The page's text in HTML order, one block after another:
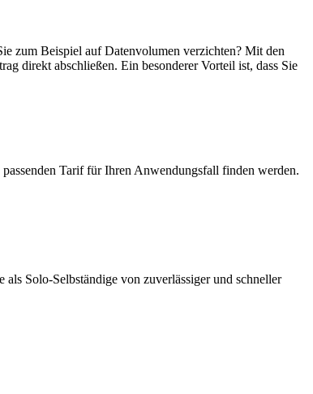
zum Beispiel auf Datenvolumen verzichten? Mit den
direkt abschließen. Ein besonderer Vorteil ist, dass Sie
Tarif für Ihren Anwendungsfall finden werden.
Solo-Selbständige von zuverlässiger und schneller